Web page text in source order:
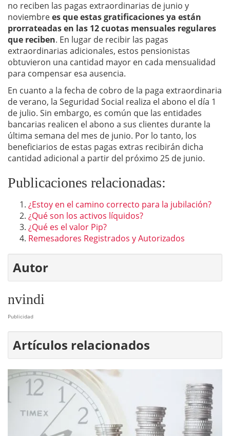
no reciben las pagas extraordinarias de junio y
noviembrees que estas gratificaciones ya están
prorrateadas en las 12 cuotas mensuales regulares
que reciben. En lugar de recibir las pagas
extraordinarias adicionales, estos pensionistas
obtuvieron una cantidad mayor en cada mensualidad
para compensar esa ausencia.
En cuanto a la fecha de cobro de la paga extraordinaria
de verano, la Seguridad Social realiza el abono el día 1
de julio. Sin embargo, es común que las entidades
bancarias realicen el abono a sus clientes durante la
última semana del mes de junio. Por lo tanto, los
beneficiarios de estas pagas extras recibirán dicha
cantidad adicional a partir del próximo 25 de junio.
Publicaciones relacionadas:
¿Estoy en el camino correcto para la jubilación?
¿Qué son los activos líquidos?
¿Qué es el valor Pip?
Remesadores Registrados y Autorizados
Autor
nvindi
Publicidad
Artículos relacionados